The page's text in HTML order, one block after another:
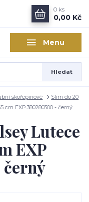
Menu
Hledat
0 ks
0,00 Kč
skořepinové
Slim do 20
cm EXP 380280300 - černý
Lutece
EXP
černý